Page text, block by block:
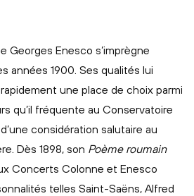
Georges Enesco s’imprègne
années 1900. Ses qualités lui
une place de choix parmi
qu’il fréquente au Conservatoire
considération salutaire au
Dès 1898, son Poème roumain
Concerts Colonne et Enesco
telles Saint-Saëns, Alfred